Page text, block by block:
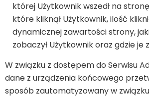
której Użytkownik wszedł na
które kliknął Użytkownik, ilość
dynamicznej zawartości strony,
zobaczył Użytkownik oraz gdzie je
W związku z dostępem do Serwisu
dane z urządzenia końcowego
sposób zautomatyzowany w